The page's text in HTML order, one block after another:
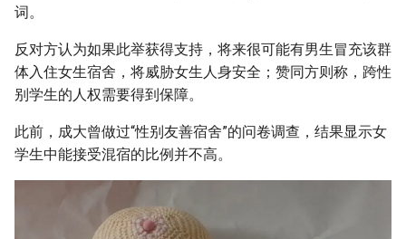
词。
反对方认为如果此举获得支持，将来很可能有男生冒充该群
体入住女生宿舍，将威胁女生人身安全；赞同方则称，跨性
别学生的人权需要得到保障。
此前，成大曾做过“性别友善宿舍”的问卷调查，结果显示女
学生中能接受混宿的比例并不高。